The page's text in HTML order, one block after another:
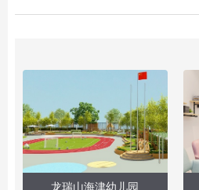
龙瑞山海津幼儿园